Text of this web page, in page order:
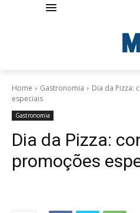
Home Gastronomia
Dia da Pizza:
especiais
Gastronomia
Dia da Pizza:
promoções